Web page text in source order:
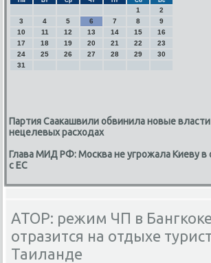
1
2
3
4 5 6 7 8
9
10
11 12 13 14 15
16
17
18 19 20 21 22
23
24
25 26 27 28 29
30
31
Партия Саакашвили обвинила новые власти
нецелевых расходах
Глава МИД РФ: Москва не угрожала Киеву в
с ЕС
АТОР: режим ЧП в
отразится на отдыхе
Таиланде